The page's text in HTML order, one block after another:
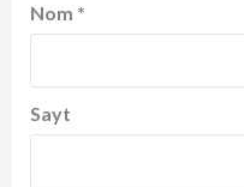
Nom *
Sayt